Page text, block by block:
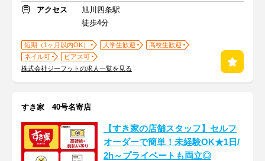
アクセス
旭川四条駅
徒歩4分
短期（1ヶ月以内OK） 大学生歓迎
高校生歓迎
ネイル可
ピアス可
株式会社ジーフットの求人一覧を見る
すき家 40号名寄店
【すき家の店舗スタッフ】セルフ
オーダーで簡単！未経験OK★1日/
2h～プライベートも両立◎